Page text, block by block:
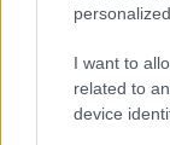
I want to
related to
device